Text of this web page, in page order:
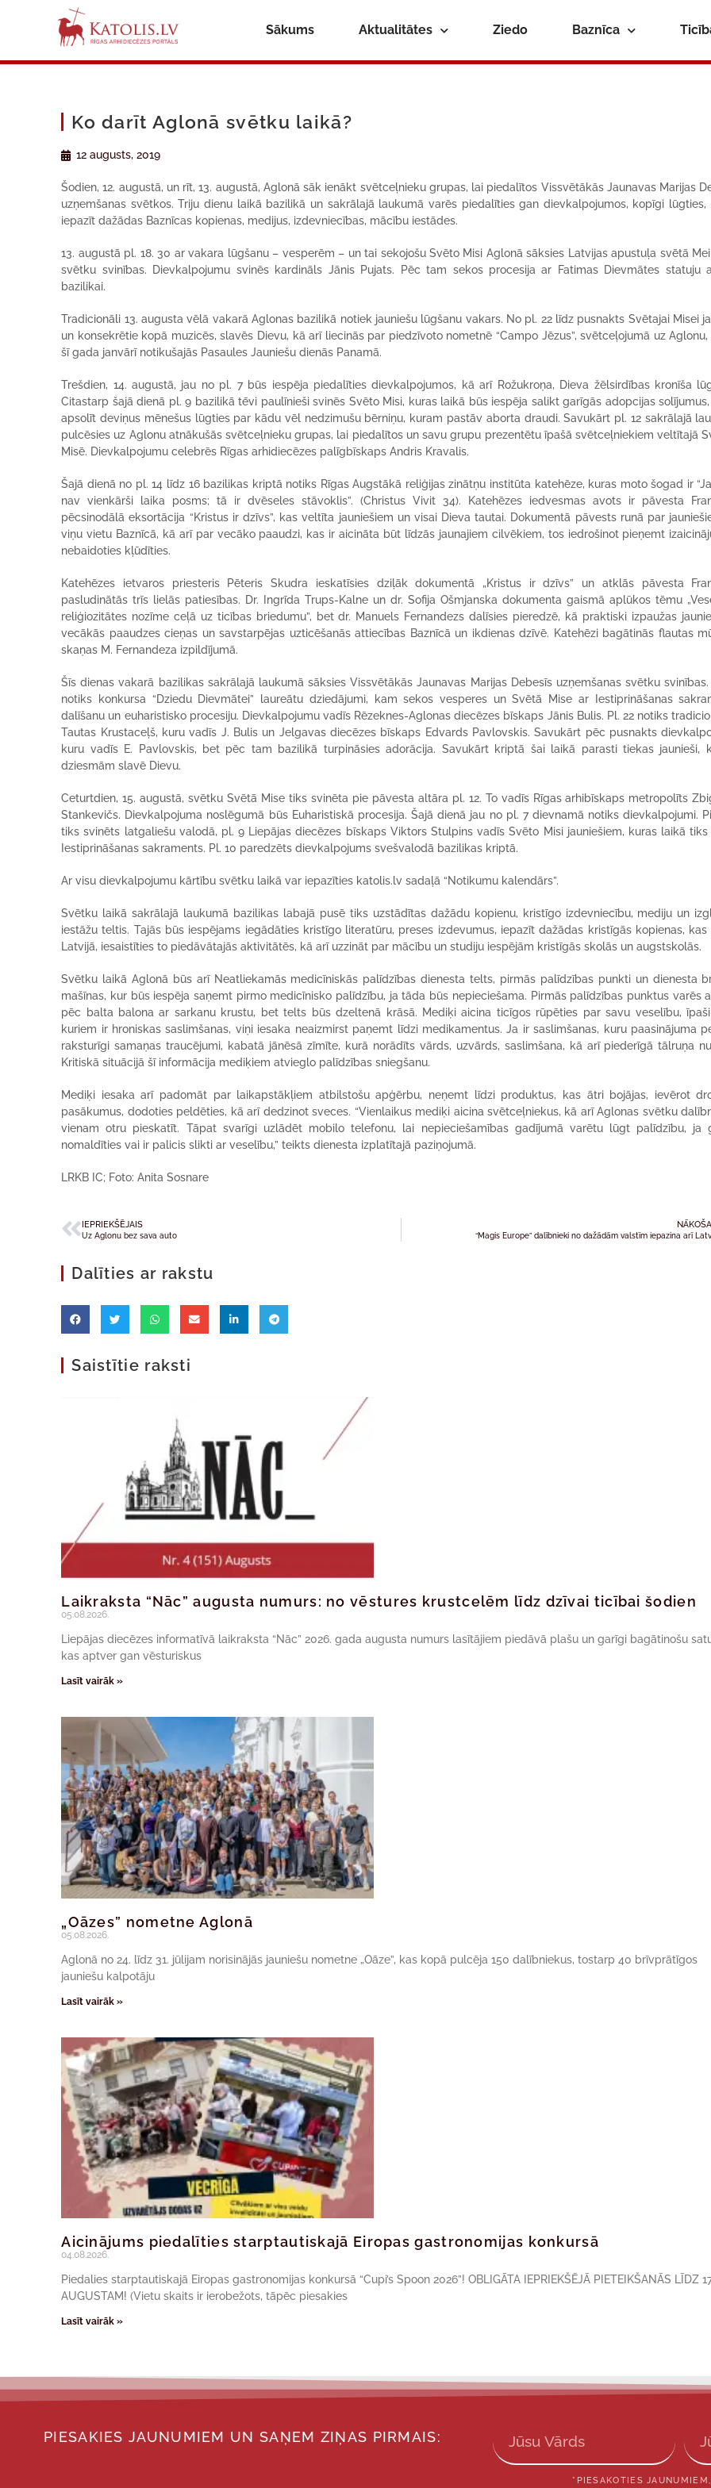
Sākums Aktualitātes Ziedo Baznīca
Ko darīt Aglonā svētku laikā?
12 augusts, 2019
Šodien, 12. augustā, un rīt, 13. augustā, Aglonā sāk ienākt svētceļnieku grupas, lai piedalītos Vissvētākās Jaunavas Marijas
uzņemšanas svētkos. Triju dienu laikā bazilikā un sakrālajā laukumā varēs piedalīties gan dievkalpojumos, kopīgi lūgties,
iepazīt dažādas Baznīcas kopienas, medijus, izdevniecības, mācību iestādes.
13. augustā pl. 18. 30 ar vakara lūgšanu – vesperēm – un tai sekojošu Svēto Misi Aglonā sāksies Latvijas apustuļa svētā
svētku svinības. Dievkalpojumu svinēs kardināls Jānis Pujats. Pēc tam sekos procesija ar Fatimas Dievmātes statuju
bazilikai.
Tradicionāli 13. augusta vēlā vakarā Aglonas bazilikā notiek jauniešu lūgšanu vakars. No pl. 22 līdz pusnakts Svētajai Misei
un konsekrētie kopā muzicēs, slavēs Dievu, kā arī liecinās par piedzīvoto nometnē “Campo Jēzus”, svētceļojumā uz
šī gada janvārī notikušajās Pasaules Jauniešu dienās Panamā.
Trešdien, 14. augustā, jau no pl. 7 būs iespēja piedalīties dievkalpojumos, kā arī Rožukroņa, Dieva žēlsirdības kronīša
Citastarp šajā dienā pl. 9 bazilikā tēvi paulīnieši svinēs Svēto Misi, kuras laikā būs iespēja salikt garīgās adopcijas
apsolīt deviņus mēnešus lūgties par kādu vēl nedzimušu bērniņu, kuram pastāv aborta draudi. Savukārt pl. 12 sakrālajā
pulcēsies uz Aglonu atnākušās svētceļnieku grupas, lai piedalītos un savu grupu prezentētu īpašā svētceļniekiem veltītajā
Misē. Dievkalpojumu celebrēs Rīgas arhidiecēzes palīgbīskaps Andris Kravalis.
Šajā dienā no pl. 14 līdz 16 bazilikas kriptā notiks Rīgas Augstākā reliģijas zinātņu institūta katehēze, kuras moto šogad ir
nav vienkārši laika posms; tā ir dvēseles stāvoklis”. (Christus Vivit 34). Katehēzes iedvesmas avots ir pāvesta
pēcsinodālā eksortācija “Kristus ir dzīvs”, kas veltīta jauniešiem un visai Dieva tautai. Dokumentā pāvests runā par
viņu vietu Baznīcā, kā arī par vecāko paaudzi, kas ir aicināta būt līdzās jaunajiem cilvēkiem, tos iedrošinot pieņemt
nebaidoties kļūdīties.
Katehēzes ietvaros priesteris Pēteris Skudra ieskatīsies dziļāk dokumentā „Kristus ir dzīvs” un atklās pāvesta
pasludinātās trīs lielās patiesības. Dr. Ingrīda Trups-Kalne un dr. Sofija Ošmjanska dokumenta gaismā aplūkos tēmu
reliģiozitātes nozīme ceļā uz ticības briedumu”, bet dr. Manuels Fernandezs dalīsies pieredzē, kā praktiski izpaužas
vecākās paaudzes cieņas un savstarpējas uzticēšanās attiecības Baznīcā un ikdienas dzīvē. Katehēzi bagātinās flautas
skaņas M. Fernandeza izpildījumā.
Šīs dienas vakarā bazilikas sakrālajā laukumā sāksies Vissvētākās Jaunavas Marijas Debesīs uzņemšanas svētku svinības.
notiks konkursa “Dziedu Dievmātei” laureātu dziedājumi, kam sekos vesperes un Svētā Mise ar Iestiprināšanas
dalīšanu un euharistisko procesiju. Dievkalpojumu vadīs Rēzeknes-Aglonas diecēzes bīskaps Jānis Bulis. Pl. 22 notiks
Tautas Krustaceļš, kuru vadīs J. Bulis un Jelgavas diecēzes bīskaps Edvards Pavlovskis. Savukārt pēc pusnakts
kuru vadīs E. Pavlovskis, bet pēc tam bazilikā turpināsies adorācija. Savukārt kriptā šai laikā parasti tiekas jaunieši,
dziesmām slavē Dievu.
Ceturtdien, 15. augustā, svētku Svētā Mise tiks svinēta pie pāvesta altāra pl. 12. To vadīs Rīgas arhibīskaps metropolīts
Stankevičs. Dievkalpojuma noslēgumā būs Euharistiskā procesija. Šajā dienā jau no pl. 7 dievnamā notiks dievkalpojumi.
tiks svinēts latgaliešu valodā, pl. 9 Liepājas diecēzes bīskaps Viktors Stulpins vadīs Svēto Misi jauniešiem, kuras laikā
Iestiprināšanas sakraments. Pl. 10 paredzēts dievkalpojums svešvalodā bazilikas kriptā.
Ar visu dievkalpojumu kārtību svētku laikā var iepazīties katolis.lv sadaļā “Notikumu kalendārs”.
Svētku laikā sakrālajā laukumā bazilikas labajā pusē tiks uzstādītas dažādu kopienu, kristīgo izdevniecību, mediju un
iestāžu teltis. Tajās būs iespējams iegādāties kristīgo literatūru, preses izdevumus, iepazīt dažādas kristīgās kopienas,
Latvijā, iesaistīties to piedāvātajās aktivitātēs, kā arī uzzināt par mācību un studiju iespējām kristīgās skolās un augstskolās.
Svētku laikā Aglonā būs arī Neatliekamās medicīniskās palīdzības dienesta telts, pirmās palīdzības punkti un dienesta
mašīnas, kur būs iespēja saņemt pirmo medicīnisko palīdzību, ja tāda būs nepieciešama. Pirmās palīdzības punktus varēs
pēc balta balona ar sarkanu krustu, bet telts būs dzeltenā krāsā. Mediķi aicina ticīgos rūpēties par savu veselību,
kuriem ir hroniskas saslimšanas, viņi iesaka neaizmirst paņemt līdzi medikamentus. Ja ir saslimšanas, kuru paasinājuma
raksturīgi samaņas traucējumi, kabatā jānēsā zīmīte, kurā norādīts vārds, uzvārds, saslimšana, kā arī piederīgā tālruņa
Kritiskā situācijā šī informācija mediķiem atvieglo palīdzības sniegšanu.
Mediķi iesaka arī padomāt par laikapstākļiem atbilstošu apģērbu, neņemt līdzi produktus, kas ātri bojājas, ievērot
pasākumus, dodoties peldēties, kā arī dedzinot sveces. “Vienlaikus mediķi aicina svētceļniekus, kā arī Aglonas svētku
vienam otru pieskatīt. Tāpat svarīgi uzlādēt mobilo telefonu, lai nepieciešamības gadījumā varētu lūgt palīdzību, ja
nomaldīties vai ir palicis slikti ar veselību,” teikts dienesta izplatītajā paziņojumā.
LRKB IC; Foto: Anita Sosnare
IEPRIEKŠĒJAIS
Uz Aglonu bez sava auto “Magis Europe” dalībnieki no dažādām valstīm iepazina arī
Dalīties ar rakstu
Saistītie raksti
Laikraksta “Nāc” augusta numurs: no vēstures krustcelēm līdz dzīvai ticībai šodien
05.08.2026.
Liepājas diecēzes informatīvā laikraksta “Nāc” 2026. gada augusta numurs lasītājiem piedāvā plašu un garīgi bagātinošu
kas aptver gan vēsturiskus
Lasīt vairāk »
„Oāzes” nometne Aglonā
05.08.2026.
Aglonā no 24. līdz 31. jūlijam norisinājās jauniešu nometne „Oāze”, kas kopā pulcēja 150 dalībniekus, tostarp 40 brīvprātīgos
jauniešu kalpotāju
Lasīt vairāk »
Aicinājums piedalīties starptautiskajā Eiropas gastronomijas konkursā
04.08.2026.
Piedalies starptautiskajā Eiropas gastronomijas konkursā “Cupi’s Spoon 2026”! OBLIGĀTA IEPRIEKŠĒJĀ PIETEIKŠANĀS LĪDZ
AUGUSTAM! (Vietu skaits ir ierobežots, tāpēc piesakies
Lasīt vairāk »
PIESAKIES JAUNUMIEM UN SAŅEM ZIŅAS PIRMAIS:
*PIESAKOTIES